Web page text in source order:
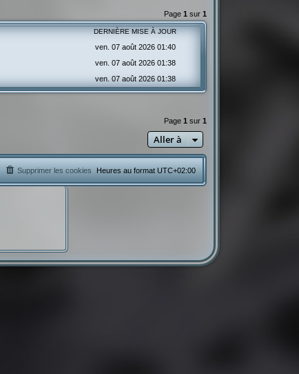
Page 1 sur 1
DERNIÈRE MISE À JOUR
ven. 07 août 2026 01:40
ven. 07 août 2026 01:38
ven. 07 août 2026 01:38
Page 1sur 1
Aller à
Heures au format UTC+02:00
Supprimer les cookies